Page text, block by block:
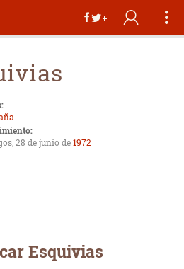
28 de junio de1972
Esquivias